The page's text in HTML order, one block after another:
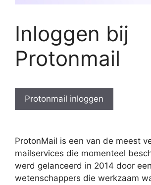
Inloggen bij
Protonmail
Protonmail inloggen
ProtonMail is een van de meest
mailservices die momenteel
werd gelanceerd in 2014 door
wetenschappers die werkzaam